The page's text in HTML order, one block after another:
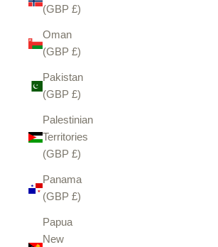
(GBP £)
Oman
(GBP £)
Pakistan
(GBP £)
Palestinian
Territories
(GBP £)
Panama
(GBP £)
Papua
New